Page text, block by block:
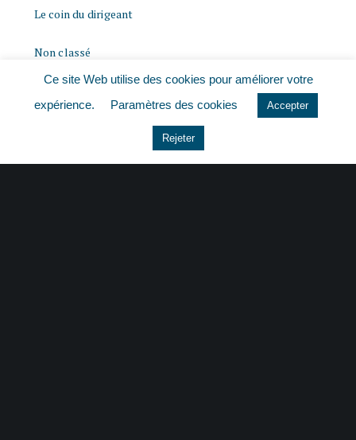
Le coin du dirigeant
Non classé
Ce site Web utilise des cookies pour améliorer votre
expérience.
Paramètres des cookies Accepter
Rejeter